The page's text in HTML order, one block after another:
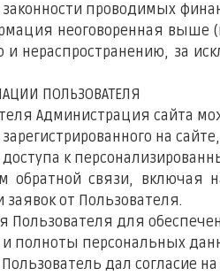
проводимых
неоговоренная
нераспространению, за
ПОЛЬЗОВАТЕЛЯ
Администрация сайта
на
к
обратной связи,
заявок от Пользователя.
Пользователя для
и полноты персональных
дал согласие